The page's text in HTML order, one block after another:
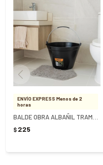
ENVÍO EXPRESS Menos de 2
horas
$ 225